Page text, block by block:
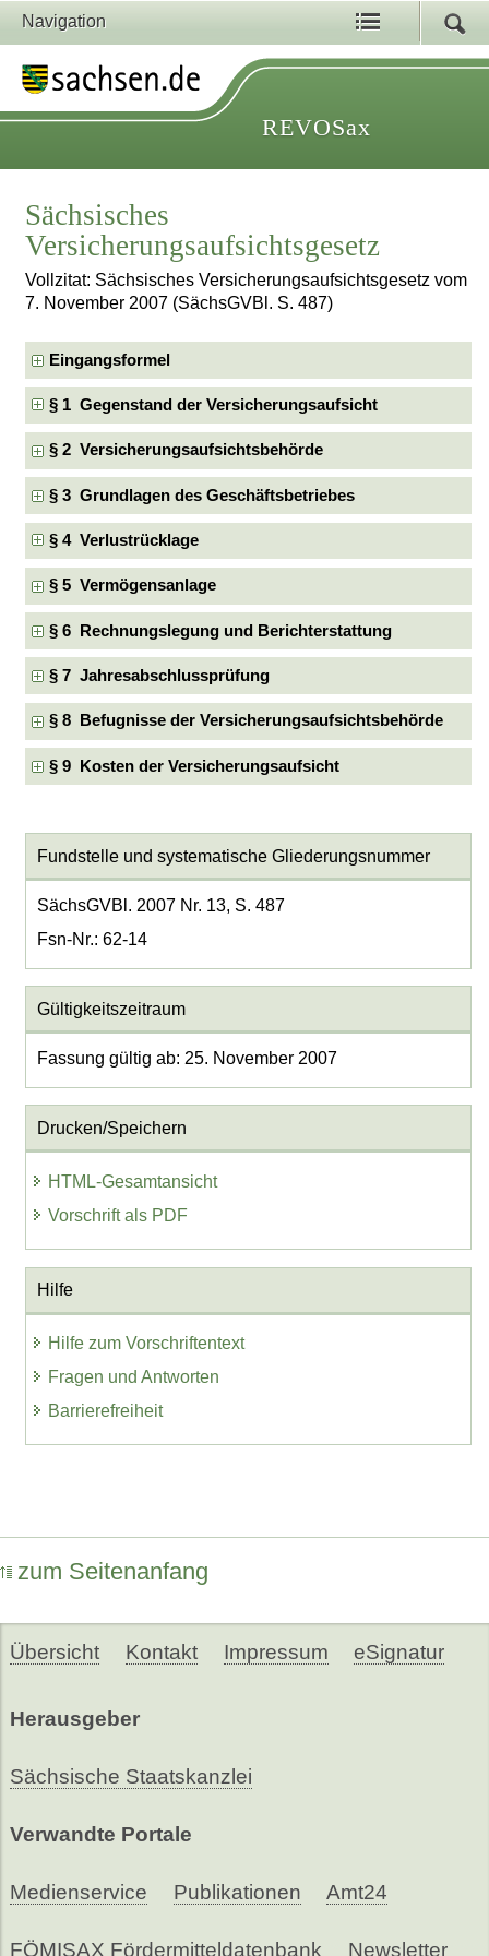
Navigation
REVOSax
Sächsisches
Versicherungsaufsichtsgesetz
Vollzitat: Sächsisches Versicherungsaufsichtsgesetz vom
7. November 2007 (SächsGVBl. S. 487)
Eingangsformel
§ 1 Gegenstand der Versicherungsaufsicht
§ 2 Versicherungsaufsichtsbehörde
§ 3 Grundlagen des Geschäftsbetriebes
§ 4 Verlustrücklage
§ 5 Vermögensanlage
§ 6 Rechnungslegung und Berichterstattung
§ 7 Jahresabschlussprüfung
§ 8 Befugnisse der Versicherungsaufsichtsbehörde
§ 9 Kosten der Versicherungsaufsicht
Fundstelle und systematische Gliederungsnummer
SächsGVBl. 2007 Nr. 13, S. 487
Fsn-Nr.: 62-14
Gültigkeitszeitraum
Fassung gültig ab: 25. November 2007
Drucken/Speichern
HTML-Gesamtansicht
Vorschrift als PDF
Hilfe
Hilfe zum Vorschriftentext
Fragen und Antworten
Barrierefreiheit
zum Seitenanfang
Übersicht Kontakt Impressum eSignatur
Herausgeber
Sächsische Staatskanzlei
Verwandte Portale
Medienservice Publikationen Amt24
FÖMISAX Fördermitteldatenbank Newsletter